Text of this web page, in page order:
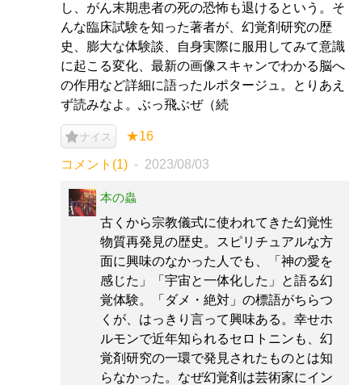
し、がん末期患者の死の恐怖も退けるという。そ
んな臨床試験を知った著者が、幻覚剤研究の歴
史、膨大な体験談、自身実際に服用してみて意識
に起こる変化、最新の画像スキャンでわかる脳へ
の作用など詳細に語ったルポタージュ。とりあえ
ず読みなよ。ぶっ飛ぶぜ（続
ナイス ★16
コメント(1) 2023/08/03
本の蟲
古くから宗教儀式に使われてきた幻覚性
物質再発見の歴史。スピリチュアルな方
面に興味のなかった人でも、「神の愛を
感じた」「宇宙と一体化した」と語る幻
覚体験。「ダメ・絶対」の標語がちらつ
くが、はっきり言って興味ある。幸せホ
ルモンで近年知られるセロトニンも、幻
覚剤研究の一環で発見されたものとは知
らなかった。なぜ幻覚剤は芸術家にイン